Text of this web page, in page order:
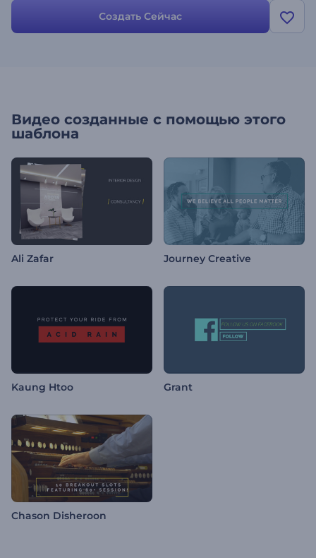
высококачественных музыкальных треков. Удивите свою
аудиторию видеороликом с эффектным анимированным
Создать Сейчас
Видео созданные с помощью этого
шаблона
Ali Zafar Journey Creative
Kaung Htoo Grant
Chason Disheroon